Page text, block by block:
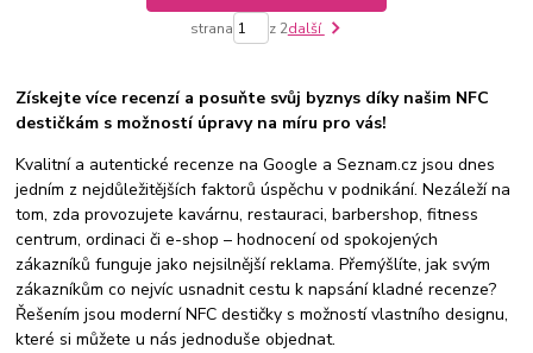
strana
z 2další
Získejte více recenzí a posuňte svůj byznys díky našim NFC
destičkám s možností úpravy na míru pro vás!
Kvalitní a autentické recenze na Google a Seznam.cz jsou dnes
jedním z nejdůležitějších faktorů úspěchu v podnikání. Nezáleží na
tom, zda provozujete kavárnu, restauraci, barbershop, fitness
centrum, ordinaci či e-shop – hodnocení od spokojených
zákazníků funguje jako nejsilnější reklama. Přemýšlíte, jak svým
zákazníkům co nejvíc usnadnit cestu k napsání kladné recenze?
Řešením jsou moderní NFC destičky s možností vlastního designu,
které si můžete u nás jednoduše objednat.